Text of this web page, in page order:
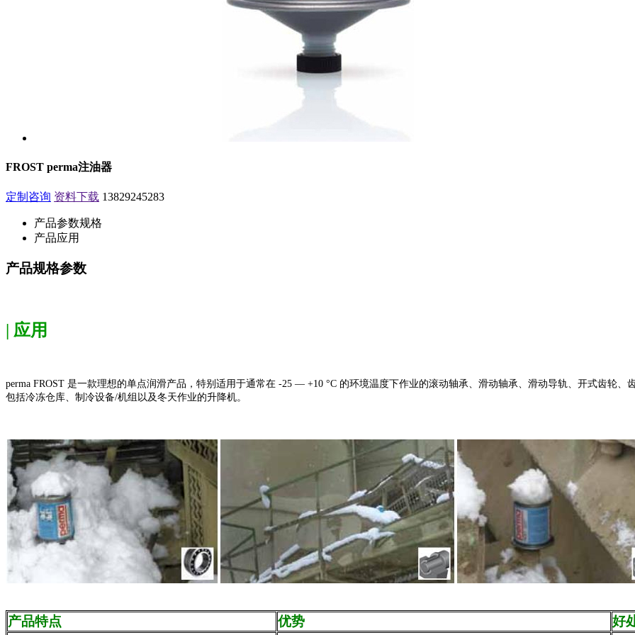
FROST perma注油器
定制咨询 资料下载 13829245283
产品参数规格
产品应用
产品规格参数
| 应用
perma FROST 是一款理想的单点润滑产品，特别适用于通常在 -25 — +10 °C 的环境温度下作业的滚动轴承、滑动轴承、滑动导轨、开式齿轮
包括冷冻仓库、制冷设备/机组以及冬天作业的升降机。
产品特点 优势 好